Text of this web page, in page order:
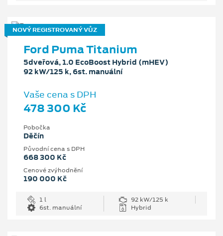
NOVÝ REGISTROVANÝ VŮZ
Ford Puma Titanium
5dveřová, 1.0 EcoBoost Hybrid (mHEV)
92 kW/125 k, 6st. manuální
Vaše cena s DPH
478 300 Kč
Pobočka
Děčín
Původní cena s DPH
668 300 Kč
Cenové zvýhodnění
190 000 Kč
1 l
92 kW/125 k
6st. manuální
Hybrid